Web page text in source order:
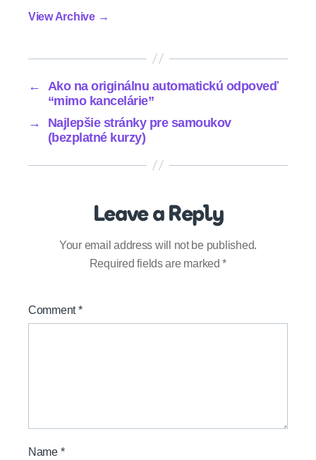
View Archive →
←
Ako na originálnu automatickú odpoveď
“mimo kancelárie”
→
Najlepšie stránky pre samoukov
(bezplatné kurzy)
Leave a Reply
Your email address will not be published.
Required fields are marked*
Comment*
Name *